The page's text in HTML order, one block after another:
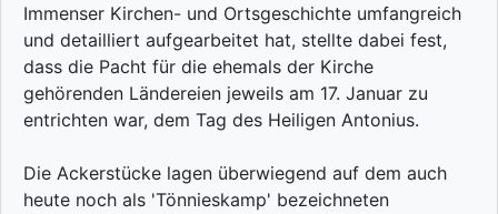
Immenser Kirchen- und Ortsgeschichte umfangreich
und detailliert aufgearbeitet hat, stellte dabei fest,
dass die Pacht für die ehemals der Kirche
gehörenden Ländereien jeweils am 17. Januar zu
entrichten war, dem Tag des Heiligen Antonius.
Die Ackerstücke lagen überwiegend auf dem auch
heute noch als 'Tönnieskamp' bezeichneten